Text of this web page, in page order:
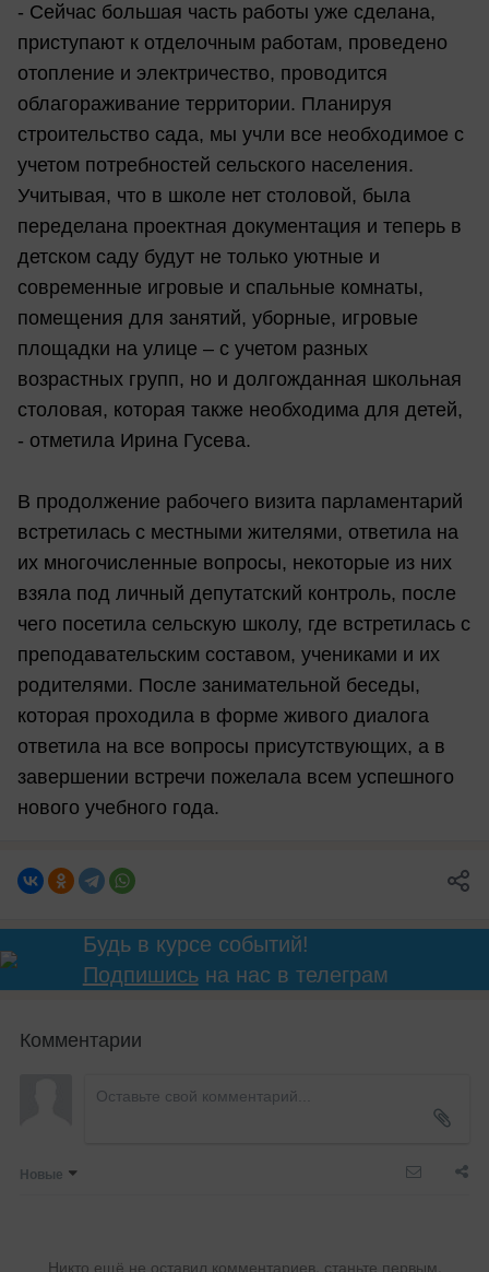
- Сейчас большая часть работы уже сделана,
приступают к отделочным работам, проведено
отопление и электричество, проводится
облагораживание территории. Планируя
строительство сада, мы учли все необходимое с
учетом потребностей сельского населения.
Учитывая, что в школе нет столовой, была
переделана проектная документация и теперь в
детском саду будут не только уютные и
современные игровые и спальные комнаты,
помещения для занятий, уборные, игровые
площадки на улице – с учетом разных
возрастных групп, но и долгожданная школьная
столовая, которая также необходима для детей,
- отметила Ирина Гусева.
В продолжение рабочего визита парламентарий
встретилась с местными жителями, ответила на
их многочисленные вопросы, некоторые из них
взяла под личный депутатский контроль, после
чего посетила сельскую школу, где встретилась с
преподавательским составом, учениками и их
родителями. После занимательной беседы,
которая проходила в форме живого диалога
ответила на все вопросы присутствующих, а в
завершении встречи пожелала всем успешного
нового учебного года.
Будь в курсе событий!
Подпишисьна нас в телеграм
Комментарии
Новые
Никто ещё не оставил комментариев, станьте первым.